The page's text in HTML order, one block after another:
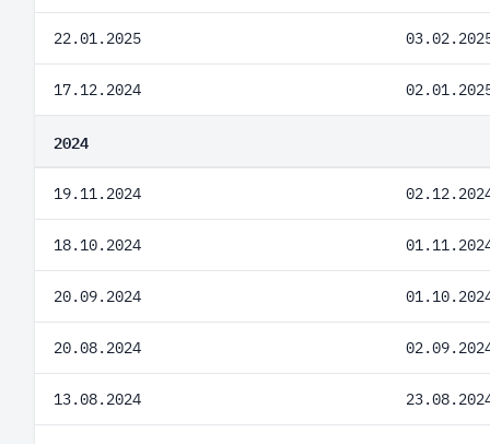
22.01.2025
17.12.2024
2024
19.11.2024
18.10.2024
20.09.2024
20.08.2024
13.08.2024